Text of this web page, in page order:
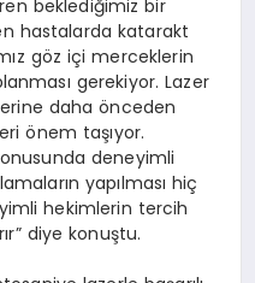
beklediğimiz bir
hastalarda katarakt
göz içi merceklerin
gerekiyor. Lazer
daha önceden
önem taşıyor.
deneyimli
yapılması hiç
hekimlerin tercih
diye konuştu.